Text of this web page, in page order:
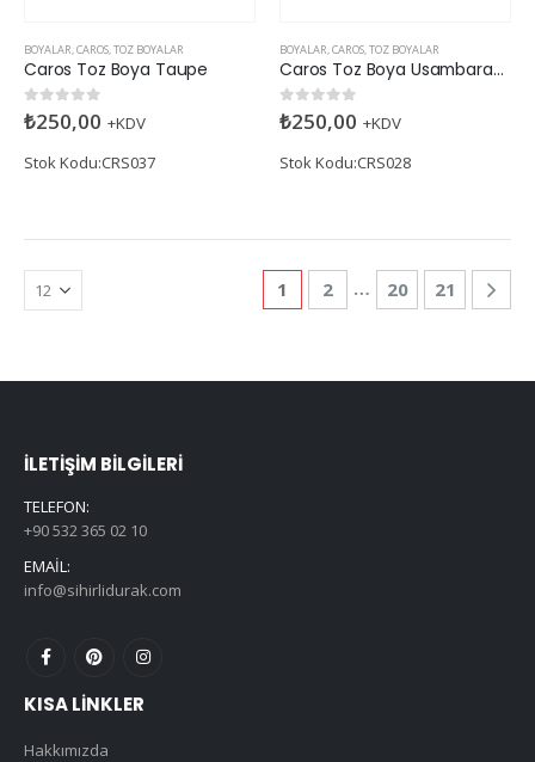
BOYALAR,CAROS,TOZ BOYALAR
Caros Toz Boya Taupe
05 üzerinden
₺250,00 +KDV
Stok Kodu:CRS037
BOYALAR,CAROS,TOZ BOYALAR
Caros Toz Boya Usambaraveilchen
05 üzerinden
₺250,00 +KDV
Stok Kodu:CRS028
1 2 … 20 21
İLETIŞIM BILGILERI
TELEFON:
+90 532 365 02 10
EMAIL:
info@sihirlidurak.com
KISA LINKLER
Hakkımızda